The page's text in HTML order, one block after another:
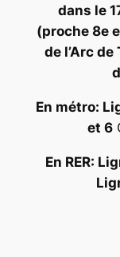
dans le
(proche 8e
de l’Arc
En métro:
et 6
En RER: